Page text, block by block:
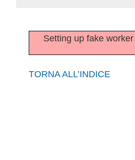
Setting up fake
TORNA ALL’INDICE